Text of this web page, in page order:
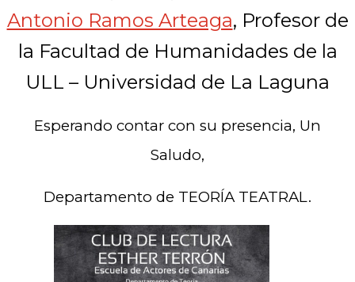
Antonio Ramos Arteaga, Profesor de
la Facultad de Humanidades de la
ULL – Universidad de La Laguna
Esperando contar con su presencia, Un
Saludo,
Departamento de TEORÍA TEATRAL.